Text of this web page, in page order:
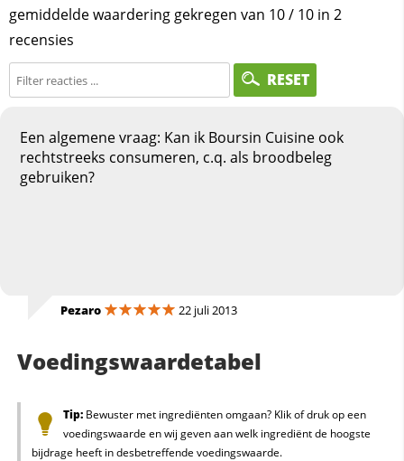
gemiddelde waardering gekregen van 10/ 10 in 2
recensies
RESET
Een algemene vraag: Kan ik Boursin Cuisine ook
rechtstreeks consumeren, c.q. als broodbeleg
gebruiken?
Pezaro 22 juli 2013
Voedingswaardetabel
Tip:Bewuster met ingrediënten omgaan? Klik of druk op een
voedingswaarde en wij geven aan welk ingrediënt de hoogste
bijdrage heeft in desbetreffende voedingswaarde.